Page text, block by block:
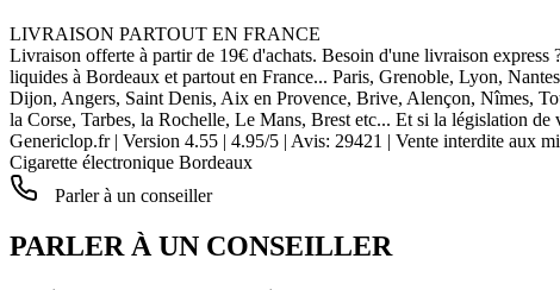
LIVRAISON PARTOUT EN FRANCE
Livraison offerte à partir de 19€ d'achats. Besoin d'une livraison
liquides à Bordeaux et partout en France... Paris, Grenoble, Lyon,
Dijon, Angers, Saint Denis, Aix en Provence, Brive, Alençon, Nîmes,
la Corse, Tarbes, la Rochelle, Le Mans, Brest etc... Et si la législation
Genericlop.fr| Version 4.55 | 4.95/5 | Avis: 29421 | Vente interdite aux
Cigarette électronique Bordeaux
Parler à un conseiller
PARLER À UN CONSEILLER